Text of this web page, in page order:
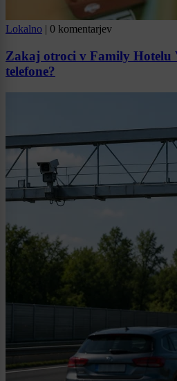
Lokalno | 0 komentarjev
Zakaj otroci v Family Hotelu
telefone?